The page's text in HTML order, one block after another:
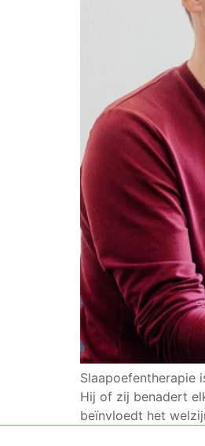
Slaapoefentherapie
Hij of zij benadert
beïnvloedt het